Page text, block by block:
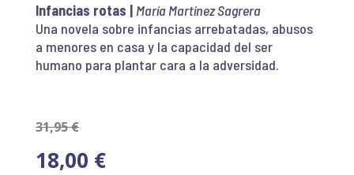
Infancias rotas | María Martínez Sagrera
Una novela sobre infancias arrebatadas, abusos
a menores en casa y la capacidad del ser
humano para plantar cara a la adversidad.
31,95€El
precio
18,00 €El